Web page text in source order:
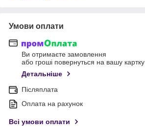
Умови оплати
Ви отримаєте замовлення
або гроші повернуться на вашу картку
Детальніше
Післяплата
Оплата на рахунок
Всі умови оплати